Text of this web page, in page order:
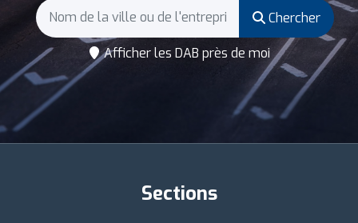
Chercher
Afficher les DAB près de moi
Sections